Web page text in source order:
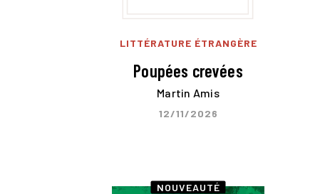
LITTÉRATURE ÉTRANGÈRE
Poupées crevées
Martin Amis
12/11/2026
NOUVEAUTÉ